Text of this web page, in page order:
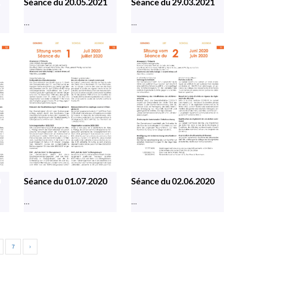
... ...
Séance du 01.07.2020
...
Séance du 02.06.2020
...
7 ›